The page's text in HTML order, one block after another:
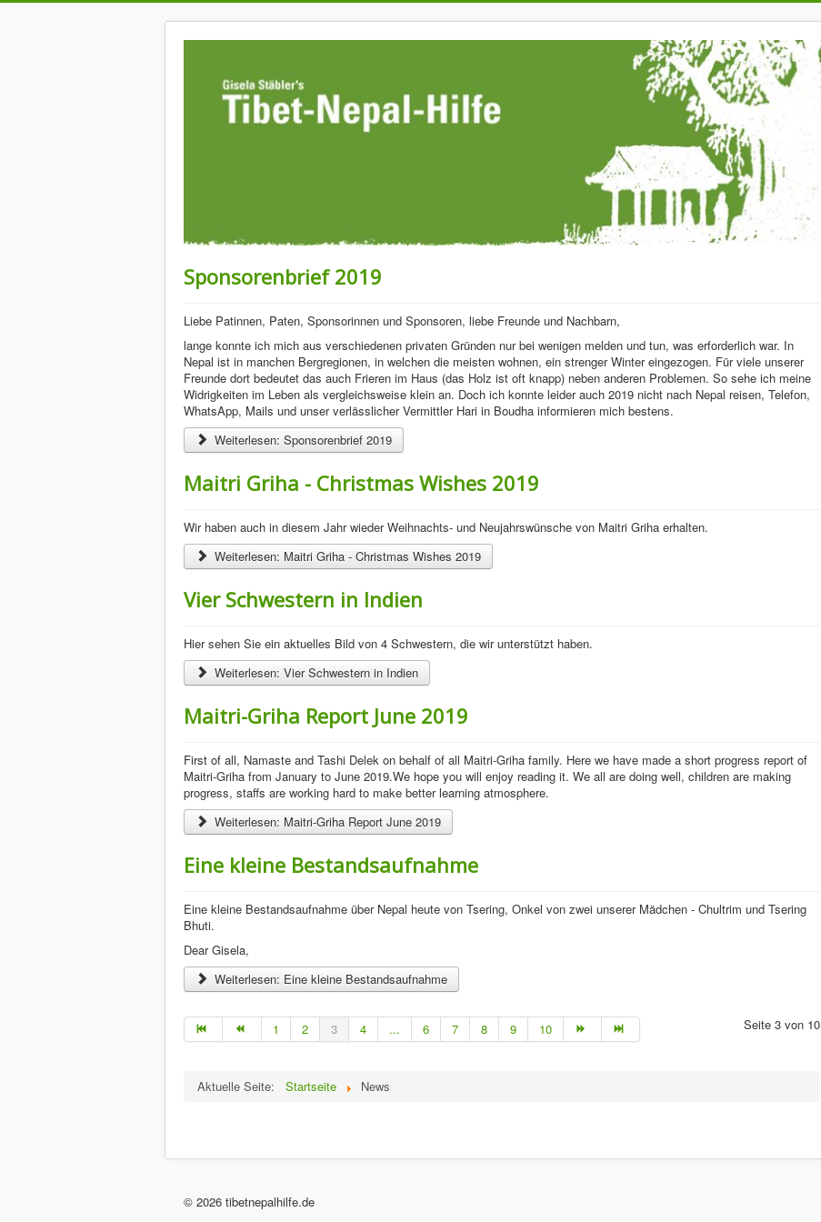
Sponsorenbrief 2019
Liebe Patinnen, Paten, Sponsorinnen und Sponsoren, liebe Freunde und Nachbarn,
lange konnte ich mich aus verschiedenen privaten Gründen nur bei wenigen melden und tun, was erforderlich war. In
Nepal ist in manchen Bergregionen, in welchen die meisten wohnen, ein strenger Winter eingezogen. Für viele unserer
Freunde dort bedeutet das auch Frieren im Haus (das Holz ist oft knapp) neben anderen Problemen. So sehe ich meine
Widrigkeiten im Leben als vergleichsweise klein an. Doch ich konnte leider auch 2019 nicht nach Nepal reisen, Telefon,
WhatsApp, Mails und unser verlässlicher Vermittler Hari in Boudha informieren mich bestens.
Weiterlesen: Sponsorenbrief 2019
Maitri Griha - Christmas Wishes 2019
Wir haben auch in diesem Jahr wieder Weihnachts- und Neujahrswünsche von Maitri Griha erhalten.
Weiterlesen: Maitri Griha - Christmas Wishes 2019
Vier Schwestern in Indien
Hier sehen Sie ein aktuelles Bild von 4 Schwestern, die wir unterstützt haben.
Weiterlesen: Vier Schwestern in Indien
Maitri-Griha Report June 2019
First of all, Namaste and Tashi Delek on behalf of all Maitri-Griha family. Here we have made a short progress report of
Maitri-Griha from January to June 2019.We hope you will enjoy reading it. We all are doing well, children are making
progress, staffs are working hard to make better learning atmosphere.
Weiterlesen: Maitri-Griha Report June 2019
Eine kleine Bestandsaufnahme
Eine kleine Bestandsaufnahme über Nepal heute von Tsering, Onkel von zwei unserer Mädchen - Chultrim und Tsering
Bhuti.
Dear Gisela,
Weiterlesen: Eine kleine Bestandsaufnahme
Seite 3 von 10
1 2 3 4 ... 6 7 8 9 10
Aktuelle Seite: Startseite News
© 2026 tibetnepalhilfe.de